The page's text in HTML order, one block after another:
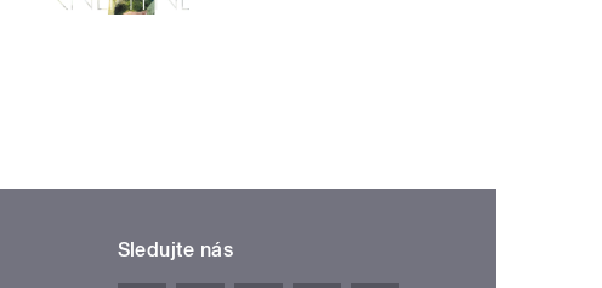
Sledujte nás